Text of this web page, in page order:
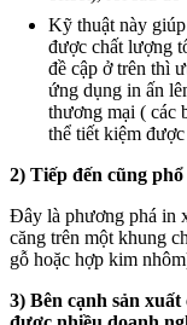
Kỹ thuật này
được chất lượng
đề cập ở trên thì
ứng dụng in ấn
thương mại ( các
thể tiết kiệm
2) Tiếp đến cũng
Đây là phương phá in
căng trên một khung
gỗ hoặc hợp kim
3) Bên cạnh sản